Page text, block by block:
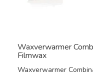
Waxverwarmer
Filmwax
Waxverwarmer